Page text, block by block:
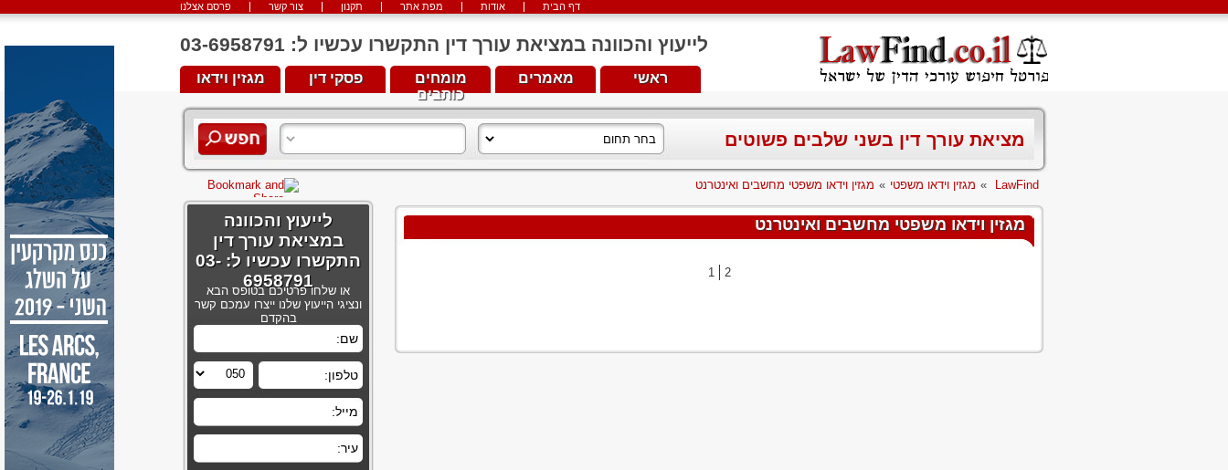
פרסם אצלנו צור קשר תקנון מפת אתר אודות דף הבית
לייעוץ והכוונה במציאת עורך דין התקשרו עכשיו ל: 03-6958791
מגזין וידאו פסקי דין
מומחים
כותבים
מאמרים ראשי
מציאת עורך דין בשני שלבים פשוטים
LawFind
» מגזין וידאו משפטי » מגזין וידאו משפטי מחשבים ואינטרנט
מגזין וידאו משפטי מחשבים ואינטרנט
1 2
לייעוץ והכוונה
במציאת עורך דין
התקשרו עכשיו ל: 03-
6958791
או שלחו פרטיכם בטופס הבא
ונציגי הייעוץ שלנו ייצרו עמכם קשר
בהקדם